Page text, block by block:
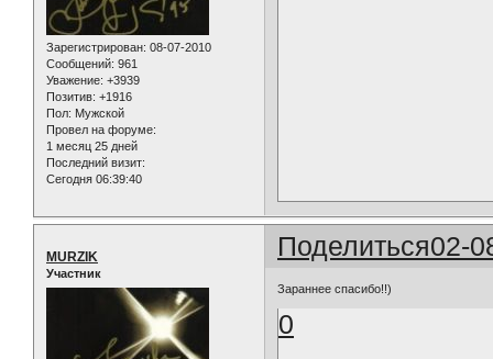
Зарегистрирован: 08-07-2010
Сообщений: 961
Уважение: +3939
Позитив: +1916
Пол: Мужской
Провел на форуме:
1 месяц 25 дней
Последний визит:
Сегодня 06:39:40
Поделиться02-
MURZIK
Участник
Зараннее спасибо!!)
0